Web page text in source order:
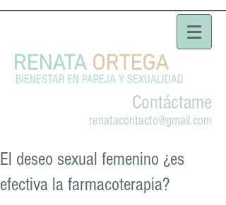
RENATA ORTEGA
BIENESTAR EN PAREJA Y SEXUALIDAD
Contáctame
renatacontacto@gmail.com
El deseo sexual femenino ¿es
efectiva la farmacoterapia?